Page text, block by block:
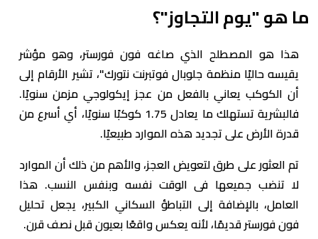
ما هو "يوم التجاوز"؟
هذا هو المصطلح الذي صاغه فون فورستر، وهو مؤشر
يقيسه حاليًا منظمة جلوبال فوتبرنت نتورك"، تشير الأرقام إلى
أن الكوكب يعاني بالفعل من عجز إيكولوجي مزمن سنويًا.
فالبشرية تستهلك ما يعادل 1.75 كوكبًا سنويًا، أي أسرع من
قدرة الأرض على تجديد هذه الموارد طبيعيًا.
تم العثور على طرق لتعويض العجز، والأهم من ذلك أن الموارد
لا تنضب جميعها فى الوقت نفسه وبنفس النسب. هذا
العامل، بالإضافة إلى التباطؤ السكاني الكبير، يجعل تحليل
فون فورستر قديمًا، لأنه يعكس واقعًا بعيون قبل نصف قرن.